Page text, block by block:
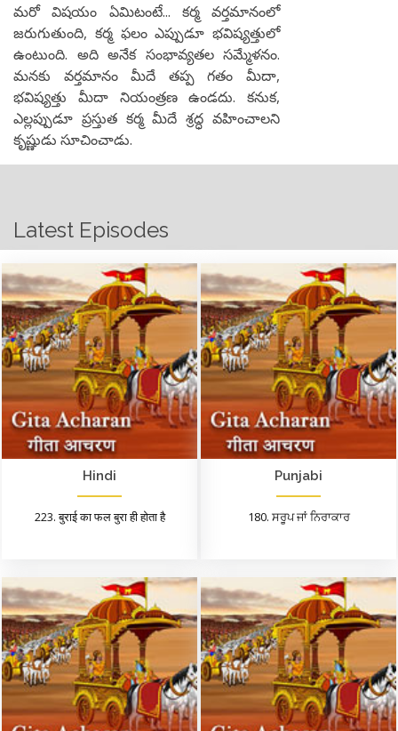
మరో విషయం ఏమిటంటే... కర్మ వర్తమానంలో
జరుగుతుంది, కర్మ ఫలం ఎప్పుడూ భవిష్యత్తులో
ఉంటుంది. అది అనేక సంభావ్యతల సమ్మేళనం.
మనకు వర్తమానం మీదే తప్ప గతం మీదా,
భవిష్యత్తు మీదా నియంత్రణ ఉండదు. కనుక,
ఎల్లప్పుడూ ప్రస్తుత కర్మ మీదే శ్రద్ధ వహించాలని
కృష్ణుడు సూచించాడు.
Latest Episodes
Hindi
223. बुराई का फल बुरा ही होता है
Punjabi
180. ਸਰੂਪ ਜਾਂ ਨਿਰਾਕਾਰ